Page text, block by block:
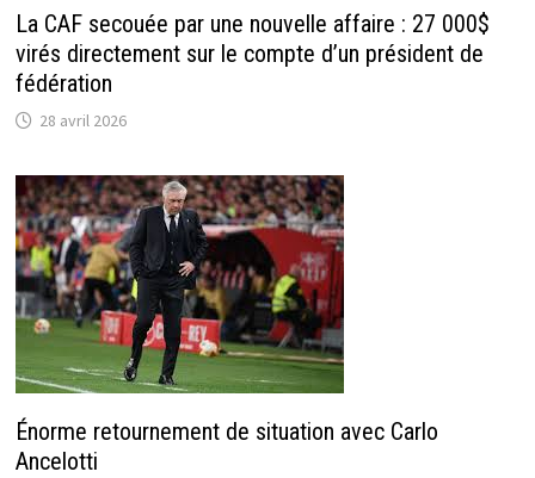
La CAF secouée par une nouvelle affaire : 27 000$
virés directement sur le compte d’un président de
fédération
28 avril 2026
Énorme retournement de situation avec Carlo
Ancelotti